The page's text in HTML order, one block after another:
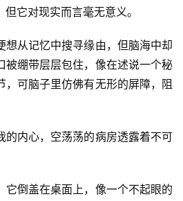
它对现实而言毫无意义。
想从记忆中搜寻缘由，但脑海中却
被绷带层层包住，像在述说一个秘
，可脑子里仿佛有无形的屏障，阻
的内心，空荡荡的病房透露着不可
它倒盖在桌面上，像一个不起眼的